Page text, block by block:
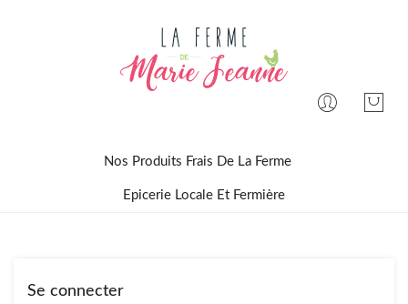
Nos Produits Frais De La Ferme
Epicerie Locale Et Fermière
Se connecter